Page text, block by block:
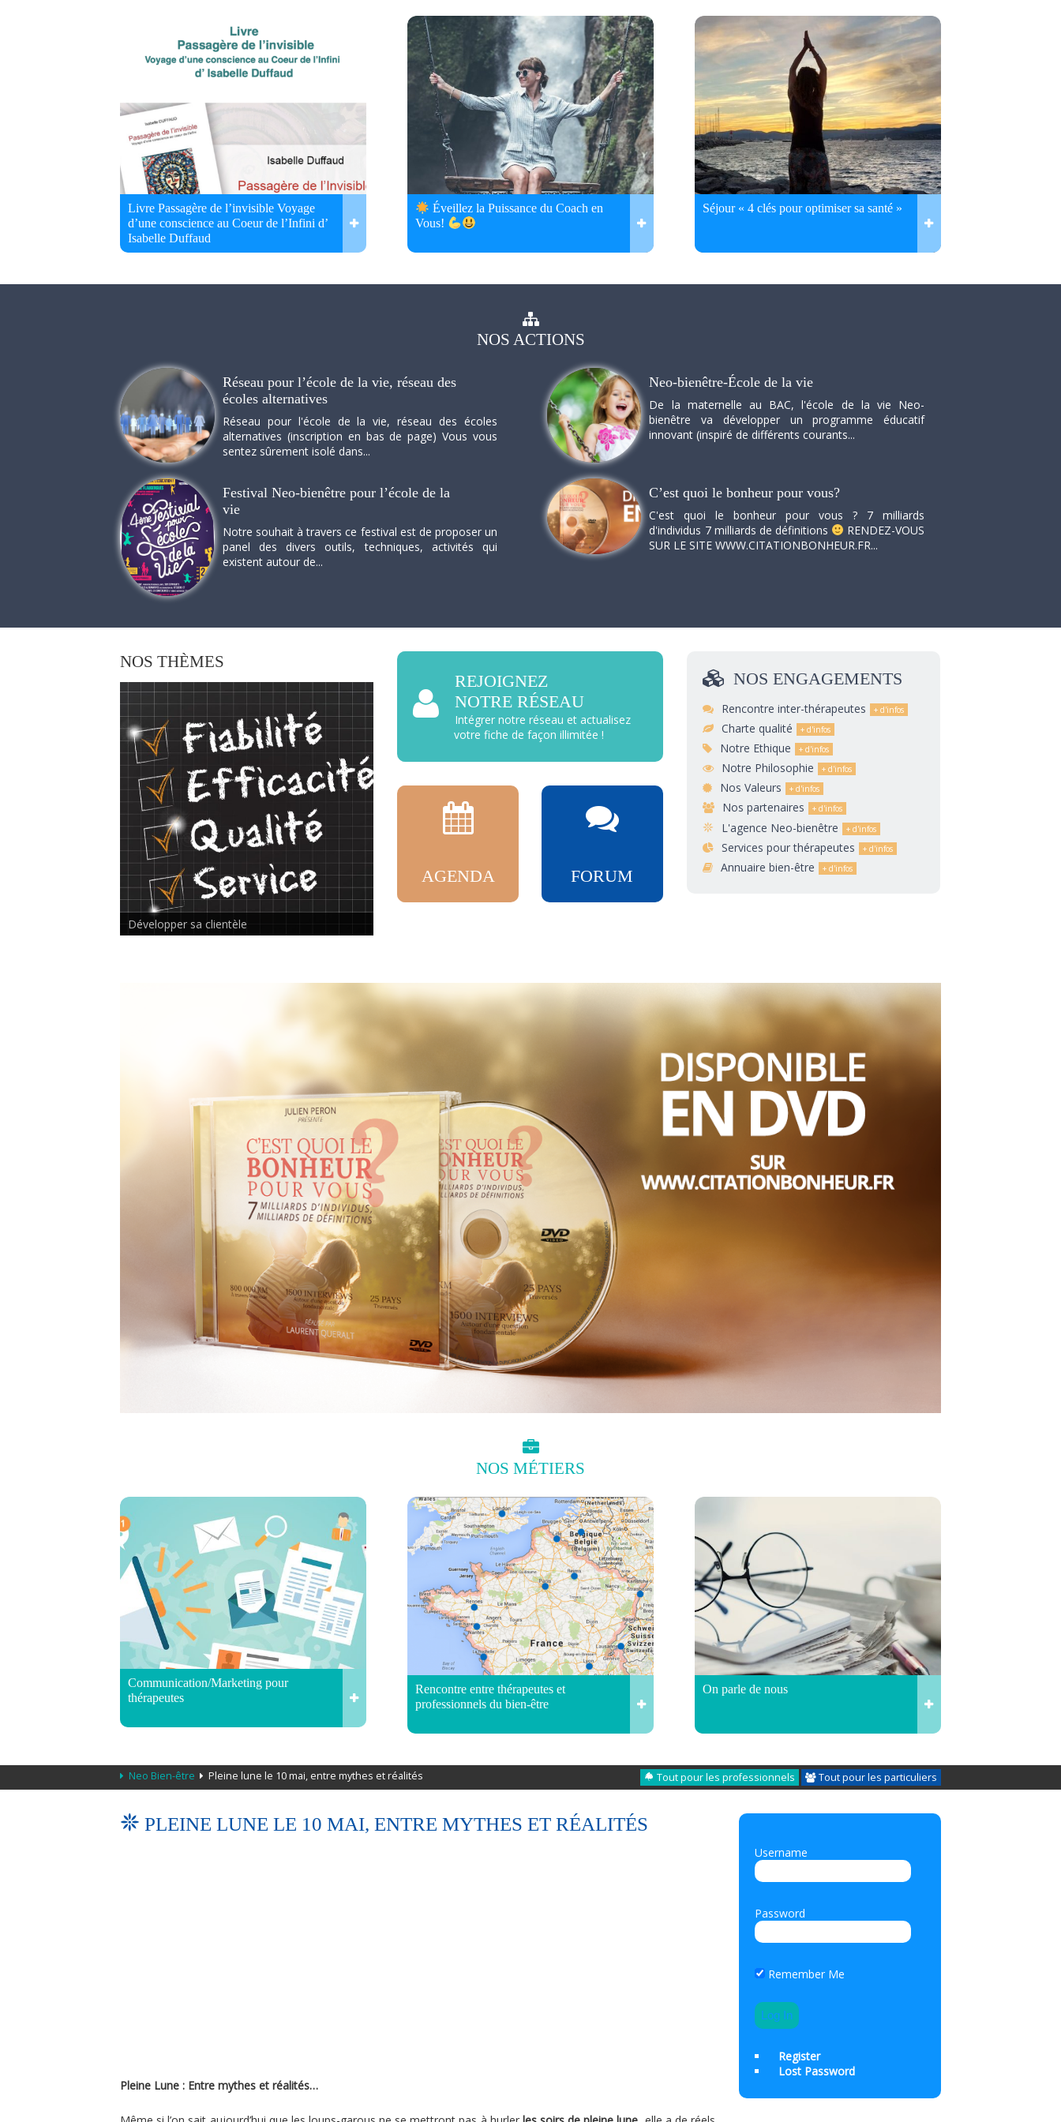
Livre Passagère de l’invisible Voyage
d’une conscience au Coeur de l’Infini d’
Isabelle Duffaud
Éveillez la Puissance du Coach en
Vous!
Séjour « 4 clés pour optimiser sa santé »
NOS ACTIONS
Réseau pour l’école de la vie, réseau des
écoles alternatives
Réseau pour l'école de la vie, réseau des écoles
alternatives (inscription en bas de page) Vous vous
sentez sûrement isolé dans...
Neo-bienêtre-École de la vie
De la maternelle au BAC, l'école de la vie Neo-
bienêtre va développer un programme éducatif
innovant (inspiré de différents courants...
Festival Neo-bienêtre pour l’école de la
vie
Notre souhait à travers ce festival est de proposer un
panel des divers outils, techniques, activités qui
existent autour de...
C’est quoi le bonheur pour vous?
C'est quoi le bonheur pour vous ? 7 milliards
d'individus 7 milliards de définitions
RENDEZ-VOUS
SUR LE SITE WWW.CITATIONBONHEUR.FR...
NOS THÈMES
Rencontre inter-thérapeutes
REJOIGNEZ
NOTRE RÉSEAU
Intégrer notre réseau et actualisez
votre fiche de façon illimitée !
AGENDA FORUM
NOS ENGAGEMENTS
Rencontre inter-thérapeutes
Charte qualité
Notre Ethique
Notre Philosophie
Nos Valeurs
Nos partenaires
L'agence Neo-bienêtre
Services pour thérapeutes
Annuaire bien-être
NOS MÉTIERS
Communication/Marketing pour
thérapeutes
Rencontre entre thérapeutes et
professionnels du bien-être
On parle de nous
Neo Bien-être Pleine lune le 10 mai, entre mythes et réalités Tout pour les professionnels Tout pour les particuliers
PLEINE LUNE LE 10 MAI, ENTRE MYTHES ET RÉALITÉS
Pleine Lune : Entre mythes et réalités…
Username
Password
Remember Me
Register
Lost Password